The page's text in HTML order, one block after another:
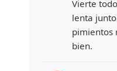
Vierte
lenta
pimientos
bien.